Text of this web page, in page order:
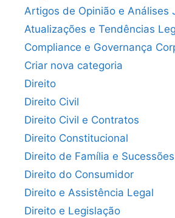
Artigos de Opinião e Análises
Atualizações e Tendências
Compliance e Governança
Criar nova categoria
Direito
Direito Civil
Direito Civil e Contratos
Direito Constitucional
Direito de Família e Sucessões
Direito do Consumidor
Direito e Assistência Legal
Direito e Legislação